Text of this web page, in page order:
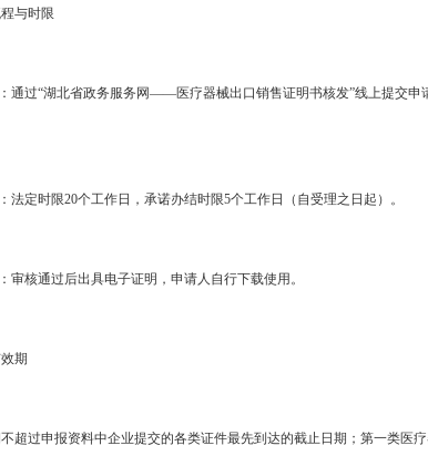
与时限
通过“湖北省政务服务网——医疗器械出口销售证明书核发”线上提交申
法定时限20个工作日，承诺办结时限5个工作日（自受理之日起）。
审核通过后出具电子证明，申请人自行下载使用。
期
超过申报资料中企业提交的各类证件最先到达的截止日期；第一类医